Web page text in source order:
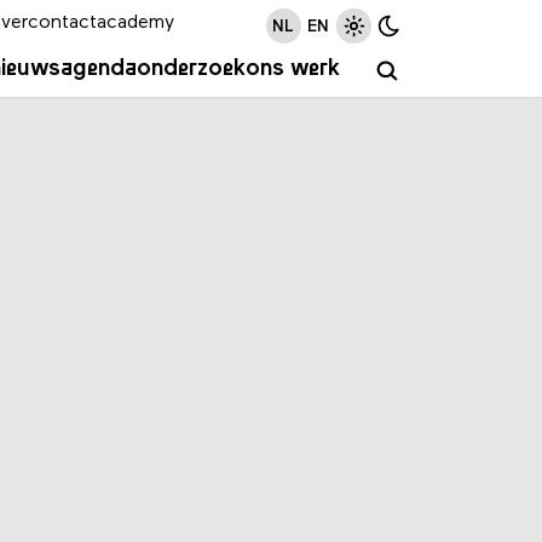
agendaonderzoekons werk
contactacademy NL EN